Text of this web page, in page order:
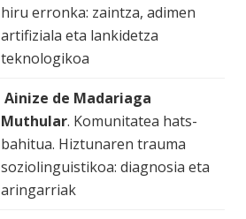
hiru erronka: zaintza, adimen
artifiziala eta lankidetza
teknologikoa
Ainize de Madariaga
Muthular. Komunitatea hats-
bahitua. Hiztunaren trauma
soziolinguistikoa: diagnosia eta
aringarriak